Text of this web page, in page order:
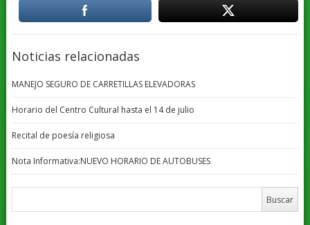
Noticias relacionadas
MANEJO SEGURO DE CARRETILLAS ELEVADORAS
Horario del Centro Cultural hasta el 14 de julio
Recital de poesía religiosa
Nota Informativa:NUEVO HORARIO DE AUTOBUSES